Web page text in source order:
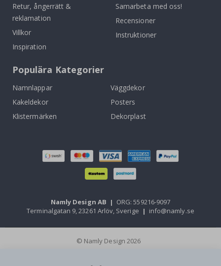
Retur, ångerrätt &
reklamation
Villkor
Inspiration
Samarbeta med oss!
Recensioner
Instruktioner
Populära Kategorier
Namnlappar
Väggdekor
Kakeldekor
Posters
Klistermärken
Dekorplast
Namly Design AB | ORG: 559216-9097
Terminalgatan 9, 23261 Arlöv, Sverige | info@namly.se
© Namly Design 2026